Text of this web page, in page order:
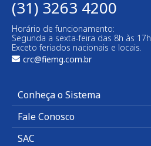
(31) 3263 4200
Horário de funcionamento:
Segunda a sexta-feira das 8h às 17h
Exceto feriados nacionais e locais.
crc@fiemg.com.br
Conheça o Sistema
Fale Conosco
SAC